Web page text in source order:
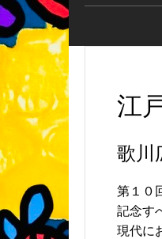
江
歌川
第１０
記念す
現代に